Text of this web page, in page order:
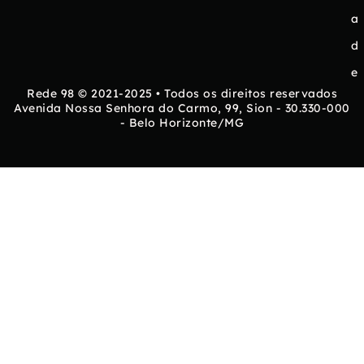
a
d
e
Rede 98 © 2021-2025 • Todos os direitos reservados
Avenida Nossa Senhora do Carmo, 99, Sion - 30.330-000
- Belo Horizonte/MG